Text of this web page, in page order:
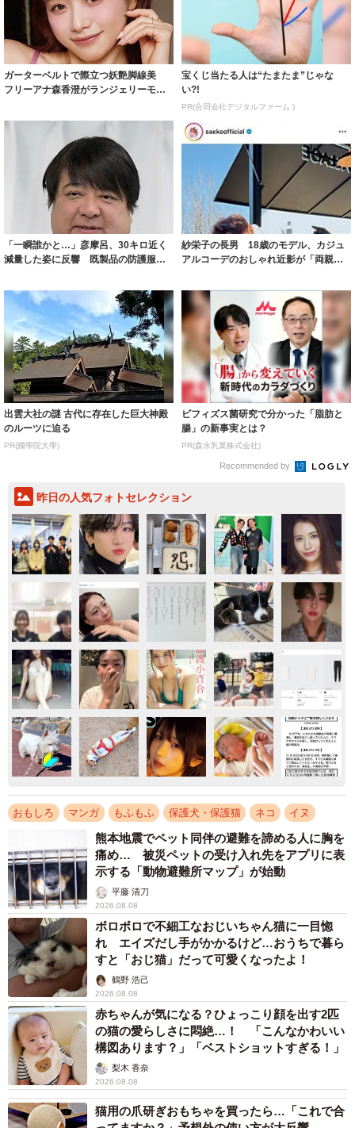
ガーターベルトで際立つ妖艶脚線美
フリーアナ森香澄がランジェリーモデ
宝くじ当たる人は“たまたま”じゃな
い?!
PR(合同会社デジタルファーム )
「一瞬誰かと…」彦摩呂、30キロ近く
減量した姿に反響 既製品の防護服が
紗栄子の長男 18歳のモデル、カジュ
アルコーデのおしゃれ近影が「両親の
出雲大社の謎 古代に存在した巨大神殿
のルーツに迫る
PR(國學院大學)
ビフィズス菌研究で分かった「脂肪と
腸」の新事実とは？
PR(森永乳業株式会社)
Recommended by
昨日の人気フォトセレクション
おもしろ マンガ もふもふ 保護犬・保護猫 ネコ イヌ
熊本地震でペット同伴の避難を諦める人に胸を
痛め… 被災ペットの受け入れ先をアプリに表
示する「動物避難所マップ」が始動
平藤 清刀
2026.08.08
ボロボロで不細工なおじいちゃん猫に一目惚
れ エイズだし手がかかるけど…おうちで暮ら
すと「おじ猫」だって可愛くなったよ！
鶴野 浩己
2026.08.08
赤ちゃんが気になる？ひょっこり顔を出す2匹
の猫の愛らしさに悶絶…！ 「こんなかわいい
構図あります？」「ベストショットすぎる！」
梨木 香奈
2026.08.08
猫用の爪研ぎおもちゃを買ったら…「これで合